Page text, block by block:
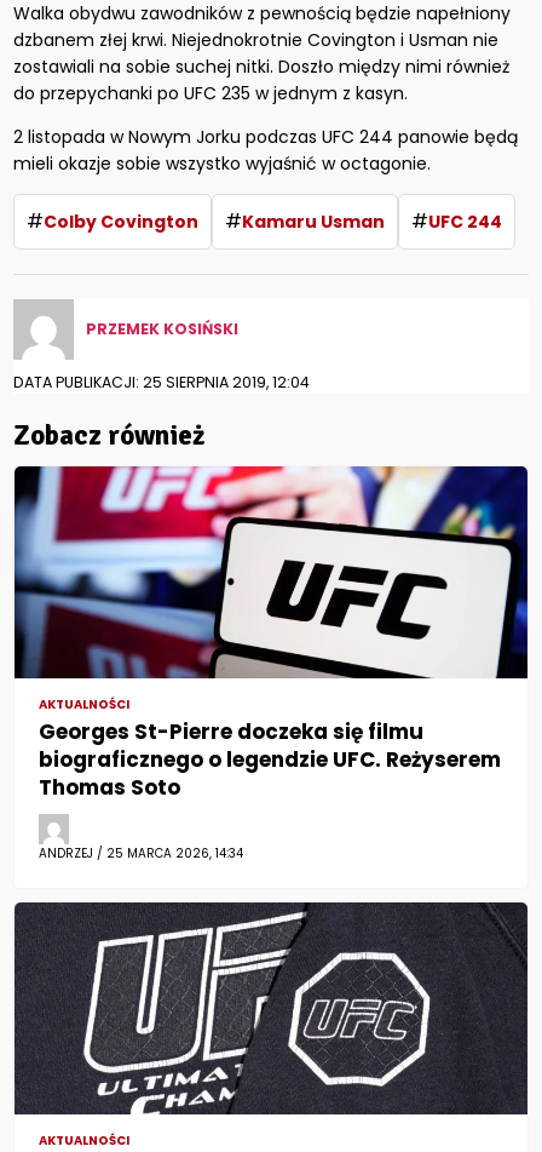
Walka obydwu zawodników z pewnością będzie napełniony
dzbanem złej krwi. Niejednokrotnie Covington i Usman nie
zostawiali na sobie suchej nitki. Doszło między nimi również
do przepychanki po UFC 235 w jednym z kasyn.
2 listopada w Nowym Jorku podczas UFC 244 panowie będą
mieli okazje sobie wszystko wyjaśnić w octagonie.
#Colby Covington #Kamaru Usman #UFC 244
PRZEMEK KOSIŃSKI
DATA PUBLIKACJI: 25 SIERPNIA 2019, 12:04
Zobacz również
AKTUALNOŚCI
Georges St-Pierre doczeka się filmu
biograficznego o legendzie UFC. Reżyserem
Thomas Soto
ANDRZEJ / 25 MARCA 2026, 14:34
AKTUALNOŚCI